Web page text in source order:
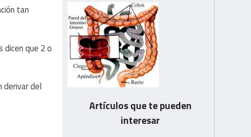
tan
dicen que 2 o
derivar del
Artículos que te pueden
interesar